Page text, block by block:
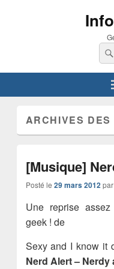
ARCHIVES
[Musique]
Posté le 29 mars 2012 par
Une reprise
geek ! de
Sexy and I know it
Nerd Alert – Nerdy